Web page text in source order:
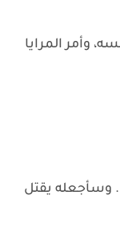
وأمر المرايا
وسأجعله يقتل